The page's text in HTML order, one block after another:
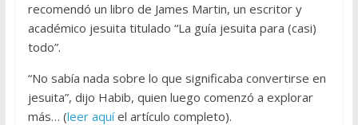
recomendó un libro de James Martin, un escritor y
académico jesuita titulado “La guía jesuita para (casi)
todo”.
“No sabía nada sobre lo que significaba convertirse en
jesuita”, dijo Habib, quien luego comenzó a explorar
más… (leer aquíel artículo completo).